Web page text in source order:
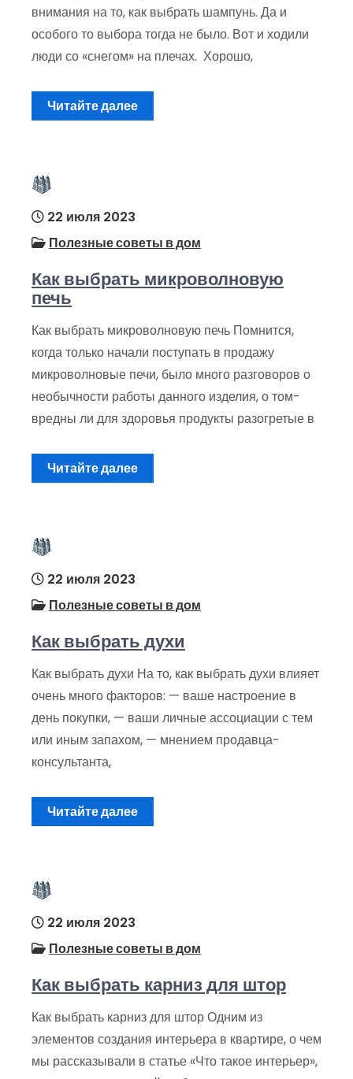
внимания на то, как выбрать шампунь. Да и
особого то выбора тогда не было. Вот и ходили
люди со «снегом» на плечах. Хорошо,
Читайте далее
22 июля 2023
Полезные советы в дом
Как выбрать микроволновую
печь
Как выбрать микроволновую печь Помнится,
когда только начали поступать в продажу
микроволновые печи, было много разговоров о
необычности работы данного изделия, о том-
вредны ли для здоровья продукты разогретые в
Читайте далее
22 июля 2023
Полезные советы в дом
Как выбрать духи
Как выбрать духи На то, как выбрать духи влияет
очень много факторов: — ваше настроение в
день покупки, — ваши личные ассоциации с тем
или иным запахом, — мнением продавца-
консультанта,
Читайте далее
22 июля 2023
Полезные советы в дом
Как выбрать карниз для штор
Как выбрать карниз для штор Одним из
элементов создания интерьера в квартире, о чем
мы рассказывали в статье «Что такое интерьер»,